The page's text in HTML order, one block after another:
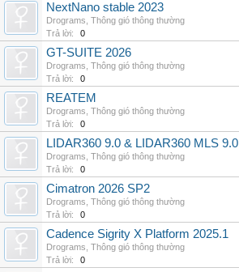
NextNano stable 2023
Drograms Thông gió thông thường
Trả lời:
0
GT-SUITE 2026
Drograms Thông gió thông thường
Trả lời:
0
REATEM
Drograms Thông gió thông thường
Trả lời:
0
LIDAR360 9.0 & LIDAR360 MLS 9.0
Drograms Thông gió thông thường
Trả lời:
0
Cimatron 2026 SP2
Drograms Thông gió thông thường
Trả lời:
0
Cadence Sigrity X Platform 2025.1
Drograms Thông gió thông thường
Trả lời:
0